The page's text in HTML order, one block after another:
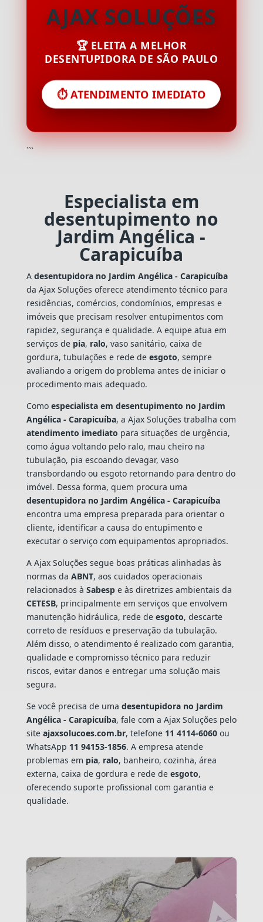
AJAX SOLUÇÕES
🏆 ELEITA A MELHOR
DESENTUPIDORA DE SÃO PAULO
⏱️ ATENDIMENTO IMEDIATO
```
Especialista em
desentupimento no
Jardim Angélica -
Carapicuíba
A desentupidora no Jardim Angélica - Carapicuíba
da Ajax Soluções oferece atendimento técnico para
residências, comércios, condomínios, empresas e
imóveis que precisam resolver entupimentos com
rapidez, segurança e qualidade. A equipe atua em
serviços de pia, ralo, vaso sanitário, caixa de
gordura, tubulações e rede de esgoto, sempre
avaliando a origem do problema antes de iniciar o
procedimento mais adequado.
Como especialista em desentupimento no Jardim
Angélica - Carapicuíba, a Ajax Soluções trabalha com
atendimento imediato para situações de urgência,
como água voltando pelo ralo, mau cheiro na
tubulação, pia escoando devagar, vaso
transbordando ou esgoto retornando para dentro do
imóvel. Dessa forma, quem procura uma
desentupidora no Jardim Angélica - Carapicuíba
encontra uma empresa preparada para orientar o
cliente, identificar a causa do entupimento e
executar o serviço com equipamentos apropriados.
A Ajax Soluções segue boas práticas alinhadas às
normas da ABNT, aos cuidados operacionais
relacionados à Sabespe às diretrizes ambientais da
CETESB, principalmente em serviços que envolvem
manutenção hidráulica, rede de esgoto, descarte
correto de resíduos e preservação da tubulação.
Além disso, o atendimento é realizado com garantia,
qualidade e compromisso técnico para reduzir
riscos, evitar danos e entregar uma solução mais
segura.
Se você precisa de uma desentupidora no Jardim
Angélica - Carapicuíba, fale com a Ajax Soluções pelo
site ajaxsolucoes.com.br, telefone 11 4114-6060ou
WhatsApp 11 94153-1856. A empresa atende
problemas em pia, ralo, banheiro, cozinha, área
externa, caixa de gordura e rede de esgoto,
oferecendo suporte profissional com garantia e
qualidade.